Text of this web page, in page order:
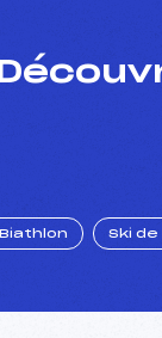
Biathlon Ski de